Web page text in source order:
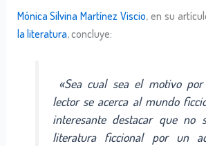
Mónica Silvina Martínez Viscio, en su
la literatura, concluye:
«Sea cual sea el motivo
lector se acerca al mundo
interesante destacar que no
literatura ficcional por un